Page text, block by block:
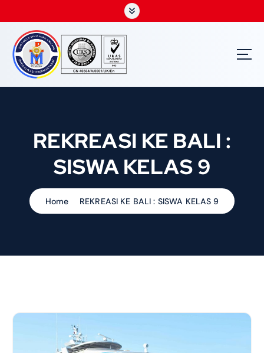
REKREASI KE BALI :
SISWA KELAS 9
Home REKREASI KE BALI : SISWA KELAS 9